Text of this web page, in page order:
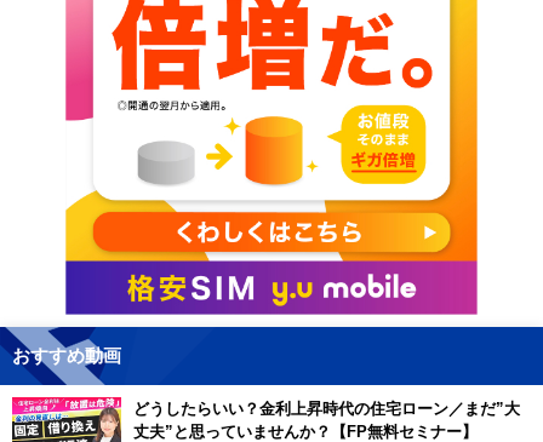
おすすめ動画
どうしたらいい？金利上昇時代の住宅ローン／まだ”大
丈夫”と思っていませんか？【FP無料セミナー】